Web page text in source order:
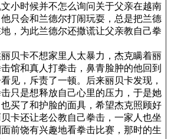
小时候并不怎么询问关于父亲在越南
只会和兰德尔打闹玩耍，总是把兰德
，为此兰德尔还撒谎让父亲教自己拳
贝卡不想家里人太暴力，杰克瞒着丽
馆和真人打拳击，鼻青脸肿的他回到
见，斥责了一顿。后来丽贝卡发现，
只是想释放自己心里的压力，于是她
买了和护脸的面具，希望杰克照顾好
卡还让老公教自己拳击，一家人也坐
前饶有兴趣地看拳击比赛，那时的生